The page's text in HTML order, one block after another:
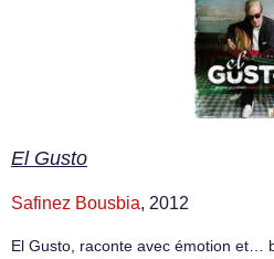
El Gusto
Safinez Bousbia, 2012
El Gusto, raconte avec émotion et…